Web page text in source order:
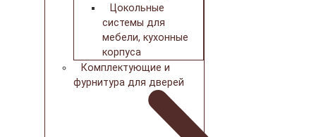
Цокольные
системы для
мебели, кухонные
корпуса
Комплектующие и
фурнитура для дверей